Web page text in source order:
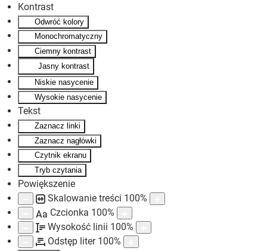
Kontrast
Odwróć kolory
Monochromatyczny
Ciemny kontrast
Jasny kontrast
Niskie nasycenie
Wysokie nasycenie
Tekst
Zaznacz linki
Zaznacz nagłówki
Czytnik ekranu
Tryb czytania
Powiększenie
Skalowanie treści 100%
Aa Czcionka 100%
Wysokość linii 100%
Odstęp liter 100%
Skip to main content